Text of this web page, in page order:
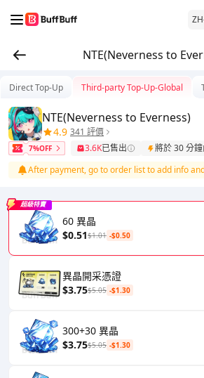
NTE(Neverness to
Direct Top-Up Third-party Top-Up-Global
NTE(Neverness to Everness)
4.9 341 評價
7%OFF 3.6K已售出 將於 30 分
After payment, go to order list to add info
60 異晶
$0.51$1.01 -$0.50
超級特賣
異晶開采憑證
$3.75$5.05 -$1.30
300+30 異晶
$3.75$5.05 -$1.30